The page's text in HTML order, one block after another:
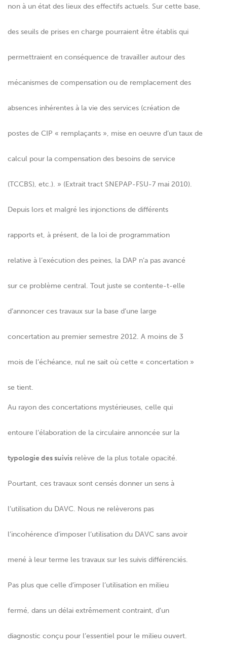
non à un état des lieux des effectifs actuels. Sur cette base,
des seuils de prises en charge pourraient être établis qui
permettraient en conséquence de travailler autour des
mécanismes de compensation ou de remplacement des
absences inhérentes à la vie des services (création de
postes de CIP « remplaçants », mise en oeuvre d’un taux de
calcul pour la compensation des besoins de service
(TCCBS), etc.). » (Extrait tract SNEPAP-FSU-7 mai 2010).
Depuis lors et malgré les injonctions de différents
rapports et, à présent, de la loi de programmation
relative à l’exécution des peines, la DAP n’a pas avancé
sur ce problème central. Tout juste se contente-t-elle
d’annoncer ces travaux sur la base d’une large
concertation au premier semestre 2012. A moins de 3
mois de l’échéance, nul ne sait où cette « concertation »
se tient.
Au rayon des concertations mystérieuses, celle qui
entoure l’élaboration de la circulaire annoncée sur la
typologie des suivis relève de la plus totale opacité.
Pourtant, ces travaux sont censés donner un sens à
l’utilisation du DAVC. Nous ne relèverons pas
l’incohérence d’imposer l’utilisation du DAVC sans avoir
mené à leur terme les travaux sur les suivis différenciés.
Pas plus que celle d’imposer l’utilisation en milieu
fermé, dans un délai extrêmement contraint, d’un
diagnostic conçu pour l’essentiel pour le milieu ouvert.